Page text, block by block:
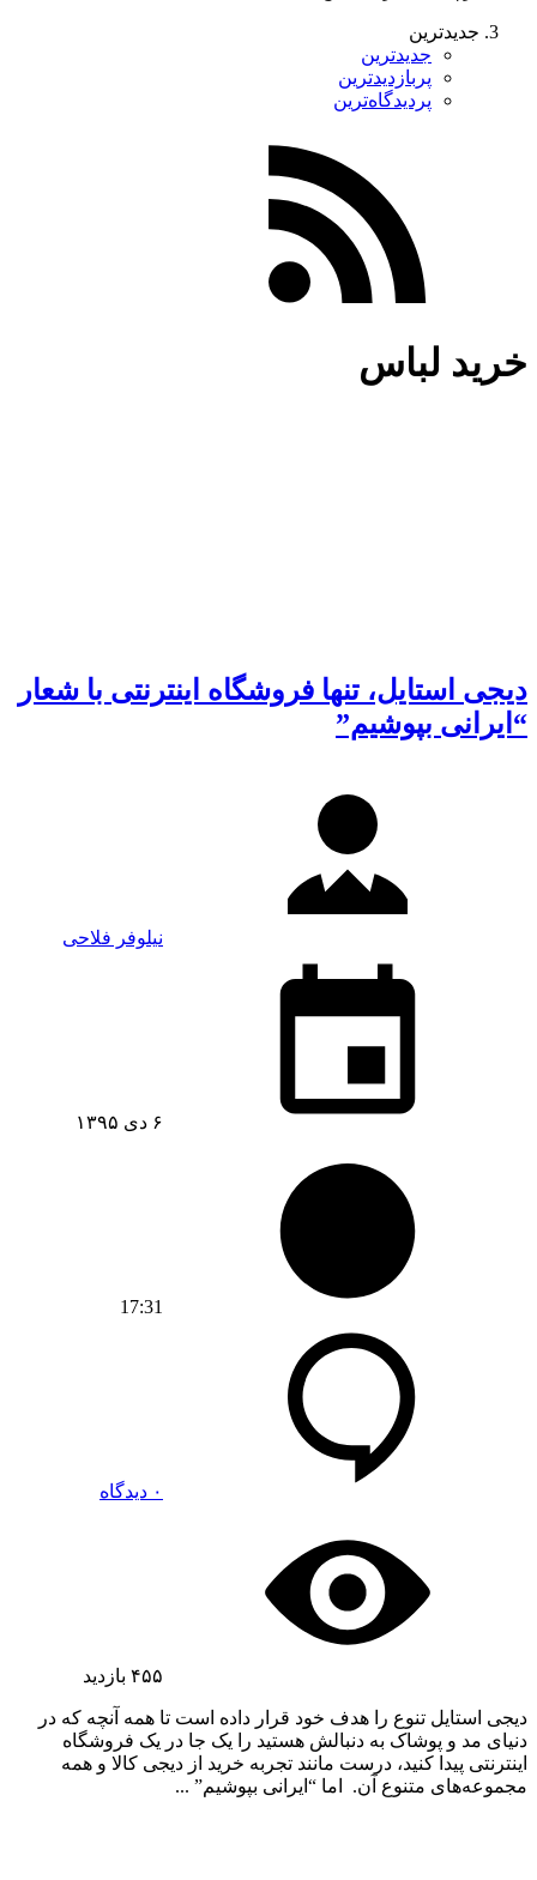
جدیدترین
جدیدترین
پربازدیدترین
پردیدگاه‌ترین
خرید لباس
دیجی استایل، تنها فروشگاه اینترنتی با شعار
“ایرانی بپوشیم”
نیلوفر فلاحی
۶ دی ۱۳۹۵
17:31
۰ دیدگاه
۴۵۵ بازدید
دیجی استایل تنوع را هدف خود قرار داده است تا همه آنچه که در
دنیای مد و پوشاک به دنبالش هستید را یک جا در یک فروشگاه
اینترنتی پیدا کنید، درست مانند تجربه خرید از دیجی کالا و همه
مجموعه‌های متنوع آن. اما “ایرانی بپوشیم” ...